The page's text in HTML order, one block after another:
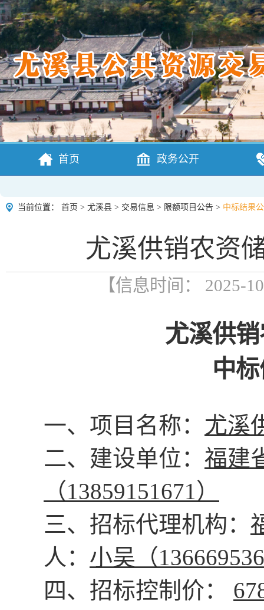
首页 政务公开
当前位置： 首页 > 尤溪县 > 交易信息 > 限额项目公告 > 中标结果
尤溪供销农资
【信息时间： 2025-
尤溪供
中
一、项目名称： 尤溪
二、建设单位： 福建
（13859151671）
三、 招标代理机构：
人： 小吴（
四、招标控制价：